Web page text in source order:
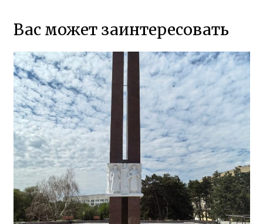
Вас может заинтересовать